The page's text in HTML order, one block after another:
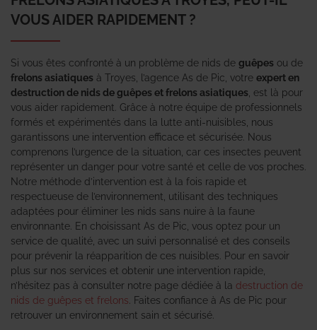
VOUS AIDER RAPIDEMENT ?
Si vous êtes confronté à un problème de nids de guêpes ou de
frelons asiatiques à Troyes, l’agence As de Pic, votre expert en
destruction de nids de guêpes et frelons asiatiques , est là pour
vous aider rapidement. Grâce à notre équipe de professionnels
formés et expérimentés dans la lutte anti-nuisibles, nous
garantissons une intervention efficace et sécurisée. Nous
comprenons l’urgence de la situation, car ces insectes peuvent
représenter un danger pour votre santé et celle de vos proches.
Notre méthode d’intervention est à la fois rapide et
respectueuse de l’environnement, utilisant des techniques
adaptées pour éliminer les nids sans nuire à la faune
environnante. En choisissant As de Pic, vous optez pour un
service de qualité, avec un suivi personnalisé et des conseils
pour prévenir la réapparition de ces nuisibles. Pour en savoir
plus sur nos services et obtenir une intervention rapide,
n’hésitez pas à consulter notre page dédiée à la destruction de
nids de guêpes et frelons . Faites confiance à As de Pic pour
retrouver un environnement sain et sécurisé.